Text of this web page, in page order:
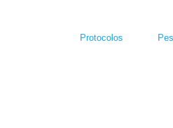
Protocolos